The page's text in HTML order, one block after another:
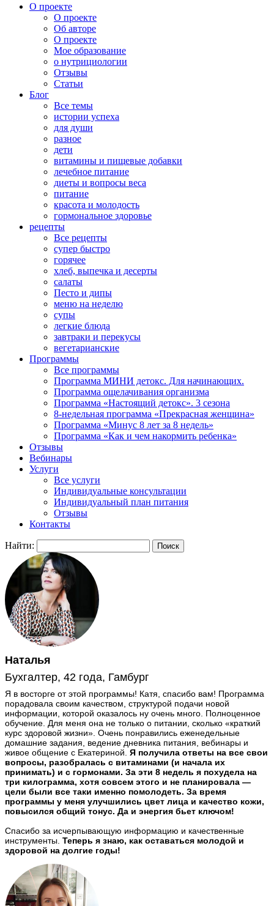
О проекте
О проекте
Об авторе
О проекте
Мое образование
о нутрициологии
Отзывы
Статьи
Блог
Все темы
истории успеха
для души
разное
дети
витамины и пищевые добавки
лечебное питание
диеты и вопросы веса
питание
красота и молодость
гормональное здоровье
рецепты
Все рецепты
супер быстро
горячее
хлеб, выпечка и десерты
салаты
Песто и дипы
меню на неделю
супы
легкие блюда
завтраки и перекусы
вегетарианские
Программы
Все программы
Программа МИНИ детокс. Для начинающих.
Программа ощелачивания организма
Программа «Настоящий детокс». 3 сезона
8-недельная программа «Прекрасная женщина»
Программа «Минус 8 лет за 8 недель»
Программа «Как и чем накормить ребенка»
Отзывы
Вебинары
Услуги
Все услуги
Индивидуальные консультации
Индивидуальный план питания
Отзывы
Контакты
Найти:
Наталья
Бухгалтер, 42 года, Гамбург
Я в восторге от этой программы! Катя, спасибо вам! Программа
порадовала своим качеством, структурой подачи новой
информации, которой оказалось ну очень много. Полноценное
обучение. Для меня она не только о питании, сколько «краткий
курс здоровой жизни». Очень понравились еженедельные
домашние задания, ведение дневника питания, вебинары и
живое общение с Екатериной. Я получила ответы на все свои
вопросы, разобралась с витаминами (и начала их
принимать) и с гормонами. За эти 8 недель я похудела на
три килограмма, хотя совсем этого и не планировала —
цели были все таки именно помолодеть. За время
программы у меня улучшились цвет лица и качество кожи,
повысился общий тонус. Да и энергия бьет ключом!
Спасибо за исчерпывающую информацию и качественные
инструменты. Теперь я знаю, как оставаться молодой и
здоровой на долгие годы!